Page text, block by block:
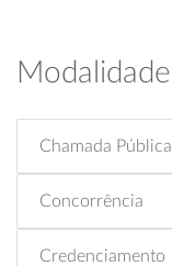
Modalidade
Chamada Pública
Concorrência
Credenciamento